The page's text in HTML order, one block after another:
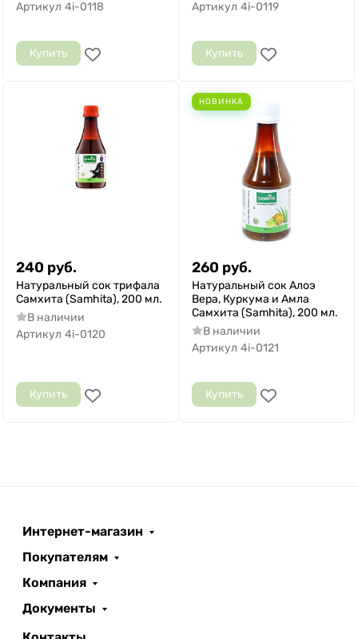
Артикул 4i-0118
Купить
Артикул 4i-0119
Купить
240 руб.
Натуральный сок трифала
Самхита (Samhita), 200 мл.
В наличии
Артикул 4i-0120
Купить
НОВИНКА
260 руб.
Натуральный сок Алоэ
Вера, Куркума и Амла
Самхита (Samhita), 200 мл.
В наличии
Артикул 4i-0121
Купить
Интернет-магазин
Покупателям
Компания
Документы